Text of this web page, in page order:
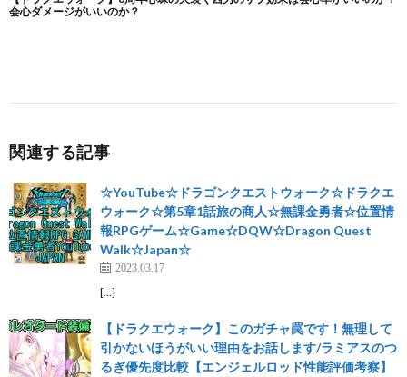
関連する記事
☆YouTube☆ドラゴンクエストウォーク☆ドラクエ
ウォーク☆第5章1話旅の商人☆無課金勇者☆位置情
報RPGゲーム☆Game☆DQW☆Dragon Quest
Walk☆Japan☆
2023.03.17
[…]
【ドラクエウォーク】このガチャ罠です！無理して
引かないほうがいい理由をお話します/ラミアスのつ
るぎ優先度比較【エンジェルロッド性能評価考察】